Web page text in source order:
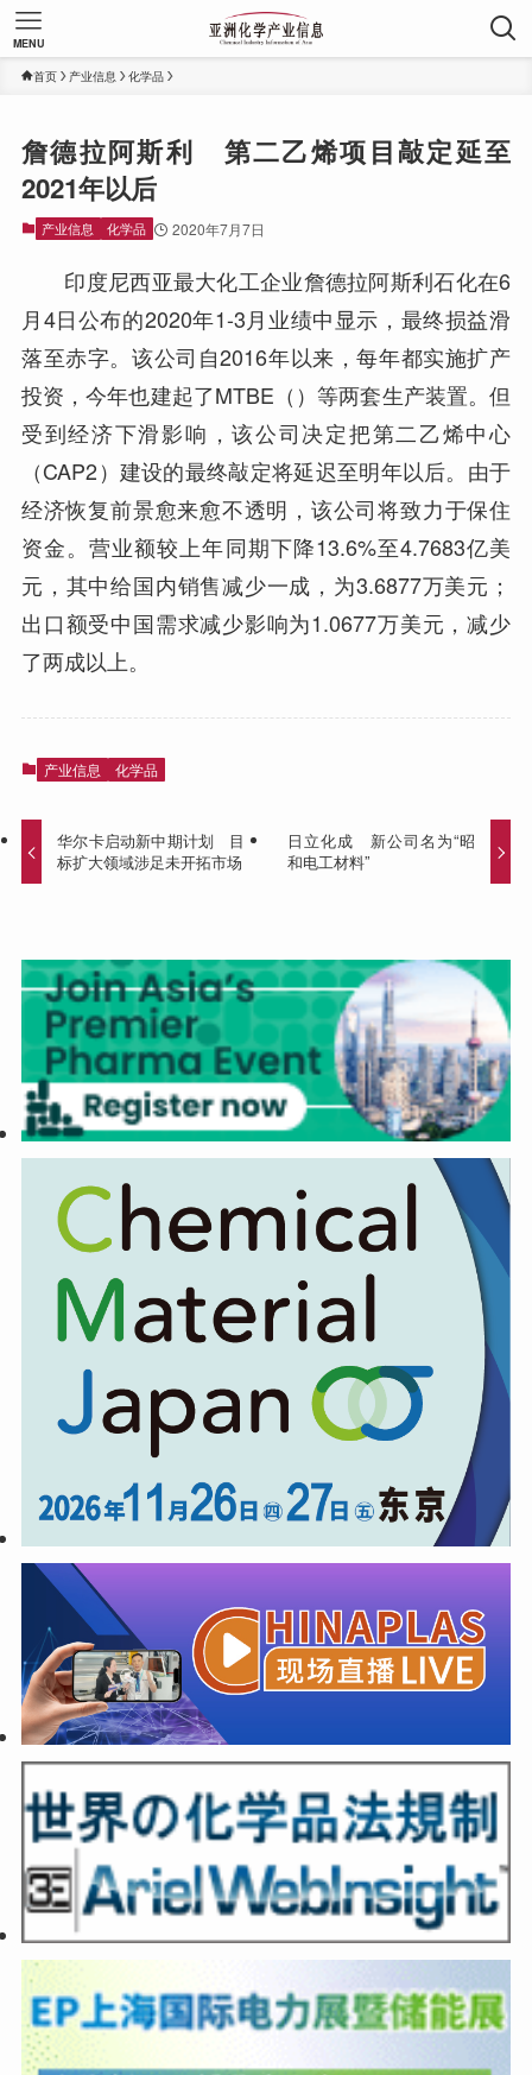
MENU
首页 产业信息 化学品
詹德拉阿斯利 第二乙烯项目敲定延至
2021年以后
产业信息 化学品 2020年7月7日
印度尼西亚最大化工企业詹德拉阿斯利石化在6
月4日公布的2020年1-3月业绩中显示，最终损益滑
落至赤字。该公司自2016年以来，每年都实施扩产
投资，今年也建起了MTBE（）等两套生产装置。但
受到经济下滑影响，该公司决定把第二乙烯中心
（CAP2）建设的最终敲定将延迟至明年以后。由于
经济恢复前景愈来愈不透明，该公司将致力于保住
资金。营业额较上年同期下降13.6%至4.7683亿美
元，其中给国内销售减少一成，为3.6877万美元；
出口额受中国需求减少影响为1.0677万美元，减少
了两成以上。
产业信息 化学品
华尔卡启动新中期计划 目
标扩大领域涉足未开拓市场
日立化成 新公司名为“昭
和电工材料”